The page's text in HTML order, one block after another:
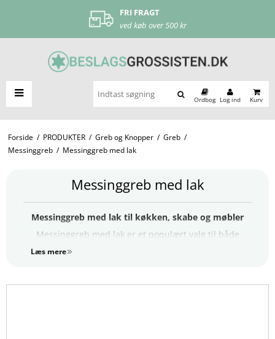
FRI FRAGT
ved køb over 500 kr
Ordbog Log ind Kurv
Forside / PRODUKTER / Greb og Knopper / Greb /
Messinggreb / Messinggreb med lak
Messinggreb med lak
Messinggreb med lak til køkken, skabe og møbler
Messinggreb med lak er et populært valg til både
moderne og klassiske hjem, hvor man ønsker det
beskytter messingen og gør, at grebene holder deres
Læs mere